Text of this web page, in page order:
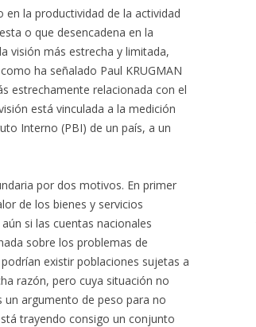
la productividad de la actividad
o que desencadena en la
visión más estrecha y limitada,
ha señalado Paul KRUGMAN
estrechamente relacionada con el
está vinculada a la medición
Interno (PBI) de un país, a un
por dos motivos. En primer
de los bienes y servicios
si las cuentas nacionales
sobre los problemas de
existir poblaciones sujetas a
razón, pero cuya situación no
argumento de peso para no
trayendo consigo un conjunto